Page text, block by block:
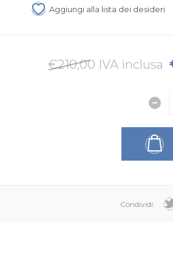
Aggiungi alla lista dei desideri
€210,00 IVA inclusa
Condividi: